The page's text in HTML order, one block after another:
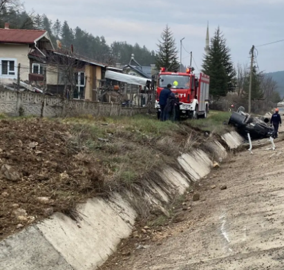
Muğla
Muş
Nevşehir
Niğde
Ordu
Rize
Sakarya
Samsun
Siirt